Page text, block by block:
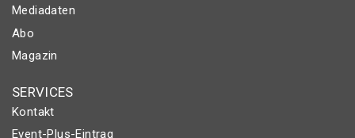
Mediadaten
Abo
Magazin
SERVICES
Kontakt
Event-Plus-Eintrag